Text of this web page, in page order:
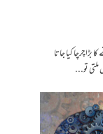
چرچا کیا جاتا
تو...